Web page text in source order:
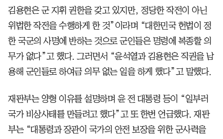
김용현은 군 지휘 권한을 갖고 있지만, 정당한 작전이 아닌
위법한 작전을 수행하게 한 것”이라며 “대한민국 헌법이 정
한 국군의 사명에 반하는 것으로 군인들은 명령에 복종할 의
무가 없다”고 했다. 그러면서 “윤석열과 김용현은 직권을 남
용해 군인들로 하여금 의무 없는 일을 하게 했다”고 말했다.
재판부는 양형 이유를 설명하며 윤 전 대통령 등이 “일부러
국가 비상사태를 만들려고 했다”고 또 한번 언급했다. 재판
부는 “대통령과 장관이 국가의 안전 보장을 위한 군사력을